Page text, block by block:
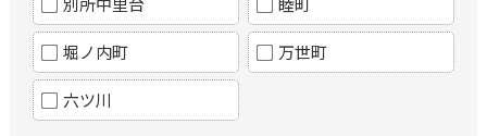
堀ノ内町 万世町
六ツ川